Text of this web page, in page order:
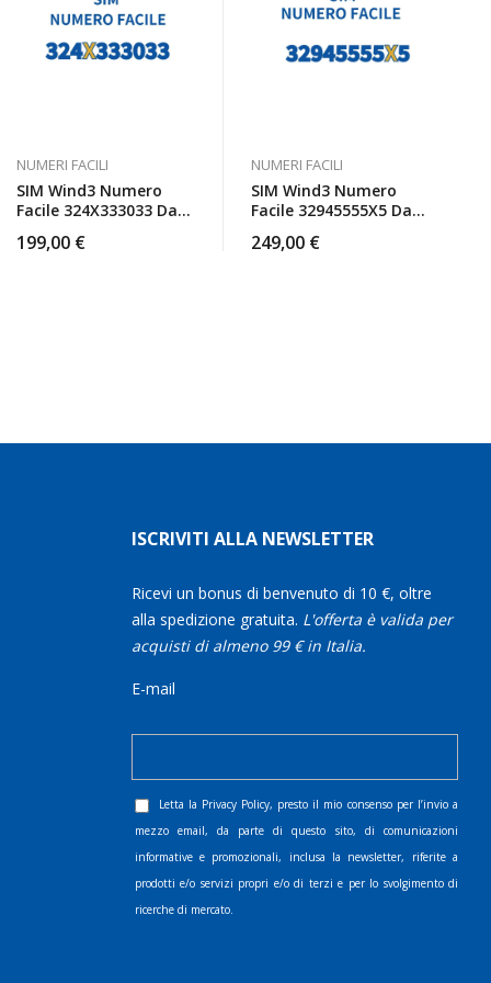
NUMERI FACILI
SIM Wind3 Numero
Facile 324X333033 Da
199,00 €
NUMERI FACILI
SIM Wind3 Numero
Facile 32945555X5 Da
249,00 €
ISCRIVITI ALLA NEWSLETTER
Ricevi un bonus di benvenuto di 10 €, oltre
alla spedizione gratuita. L'offerta è valida per
acquisti di almeno 99 € in Italia.
E-mail
Letta la Privacy Policy, presto il mio consenso per l’invio a
mezzo email, da parte di questo sito, di comunicazioni
informative e promozionali, inclusa la newsletter, riferite a
prodotti e/o servizi propri e/o di terzi e per lo svolgimento di
ricerche di mercato.